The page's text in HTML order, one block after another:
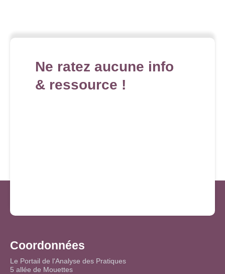
Ne ratez aucune info
& ressource !
Coordonnées
Le Portail de l'Analyse des Pratiques
5 allée de Mouettes